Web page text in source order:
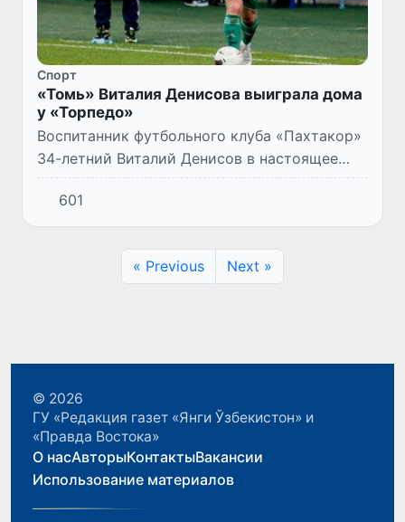
Спорт
«Томь» Виталия Денисова выиграла дома
у «Торпедо»
Воспитанник футбольного клуба «Пахтакор»
34-летний Виталий Денисов в настоящее
время является капитаном ФК «Томь». Его
команда борется за выживание в ФНЛ
России.
601
« Previous Next »
© 2026
ГУ «Редакция газет «Янги Ўзбекистон» и
«Правда Востока»
О насАвторыКонтактыВакансии
Использование материалов